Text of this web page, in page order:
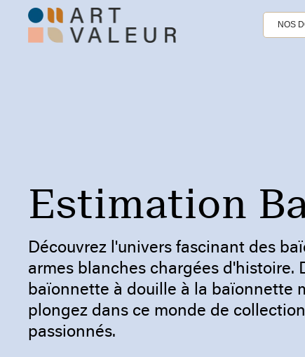
NOS
Estimation
Découvrez l'univers fascinant des
armes blanches chargées d'histoire.
baïonnette à douille à la baïonnette
plongez dans ce monde de
passionnés.